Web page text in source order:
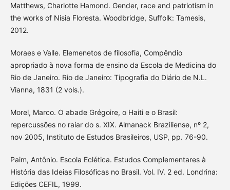
Matthews, Charlotte Hamond. Gender, race and patriotism in
the works of Nisia Floresta. Woodbridge, Suffolk: Tamesis,
2012.
Moraes e Valle. Elemenetos de filosofia, Compêndio
apropriado à nova forma de ensino da Escola de Medicina do
Rio de Janeiro. Rio de Janeiro: Tipografia do Diário de N.L.
Vianna, 1831 (2 vols.).
Morel, Marco. O abade Grégoire, o Haiti e o Brasil:
repercussões no raiar do s. XIX. Almanack Braziliense, nº 2,
nov 2005, Instituto de Estudos Brasileiros, USP, pp. 76-90.
Paim, Antônio. Escola Eclética. Estudos Complementares à
História das Ideias Filosóficas no Brasil. Vol. IV. 2 ed. Londrina:
Edições CEFIL, 1999.